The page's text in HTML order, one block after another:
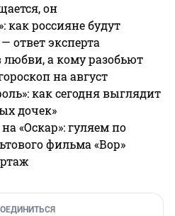
он
как россияне будут
ответ эксперта
а кому разобьют
на август
как сегодня выглядит
дочек»
«Оскар»: гуляем по
фильма «Вор»